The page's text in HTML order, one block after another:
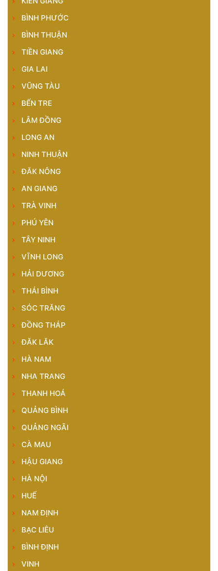
BÌNH PHƯỚC
BÌNH THUẬN
TIỀN GIANG
GIA LAI
VŨNG TÀU
BẾN TRE
LÂM ĐỒNG
LONG AN
NINH THUẬN
ĐĂK NÔNG
AN GIANG
TRÀ VINH
PHÚ YÊN
TÂY NINH
VĨNH LONG
HẢI DƯƠNG
THÁI BÌNH
SÓC TRĂNG
ĐỒNG THÁP
ĐĂK LĂK
HÀ NAM
NHA TRANG
THANH HOÁ
QUẢNG BÌNH
QUẢNG NGÃI
CÀ MAU
HẬU GIANG
HÀ NỘI
HUẾ
NAM ĐỊNH
BẠC LIÊU
BÌNH ĐỊNH
VINH